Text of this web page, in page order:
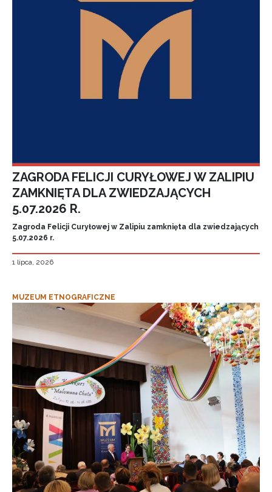
ZAGRODA FELICJI CURYŁOWEJ W ZALIPIU
ZAMKNIĘTA DLA ZWIEDZAJĄCYCH
5.07.2026 R.
Zagroda Felicji Curyłowej w Zalipiu zamknięta dla zwiedzających
5.07.2026 r.
1 lipca, 2026
MUZEUM ETNOGRAFICZNE